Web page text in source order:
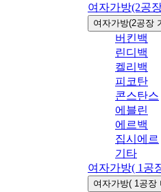
여자가방(2공
여자가방(2공장
버킨백
린디백
켈리백
피코탄
콘스탄스
에블린
에르백
집시에르
기타
여자가방( 1공
여자가방( 1공장